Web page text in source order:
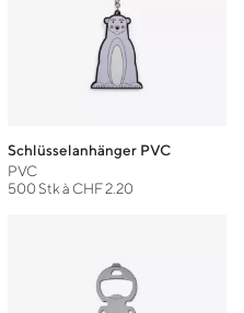
Schlüsselanhänger PVC
PVC
500 Stk à CHF 2.20